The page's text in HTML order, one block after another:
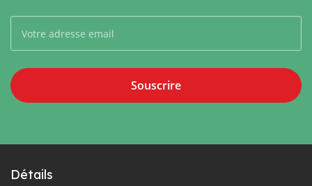
Souscrire
Détails